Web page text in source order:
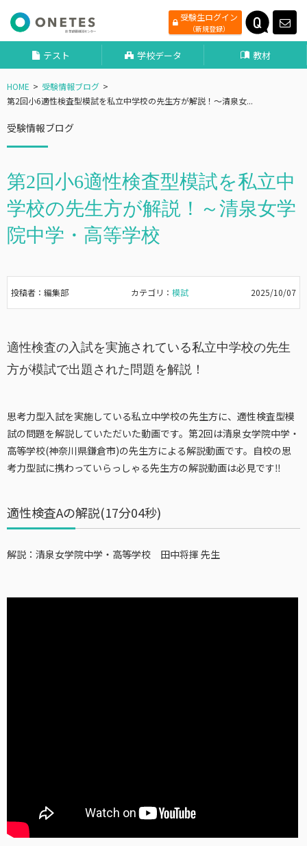
受験生ログイン
（新規登録）
テスト 学校データ 教材
HOME
受験情報ブログ
第2回小6適性検査型模試を私立中学校の先生方が解説！～清泉女...
受験情報ブログ
第2回小6適性検査型模試を私立中
学校の先生方が解説！～清泉女学
院中学・高等学校
投稿者：編集部 カテゴリ： 模試 2025/10/07
適性検査の入試を実施されている私立中学校の先生
方が模試で出題された問題を解説！
思考力型入試を実施している私立中学校の先生方に、適性検査型模
試の問題を解説していただいた動画です。第2回は清泉女学院中学・
高等学校(神奈川県鎌倉市)の先生方による解説動画です。自校の思
考力型試に携わっていらっしゃる先生方の解説動画は必見です‼
適性検査Aの解説(17分04秒)
解説：清泉女学院中学・高等学校 田中将揮 先生